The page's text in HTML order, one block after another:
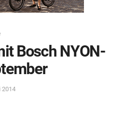
Bosch NYON-
2014